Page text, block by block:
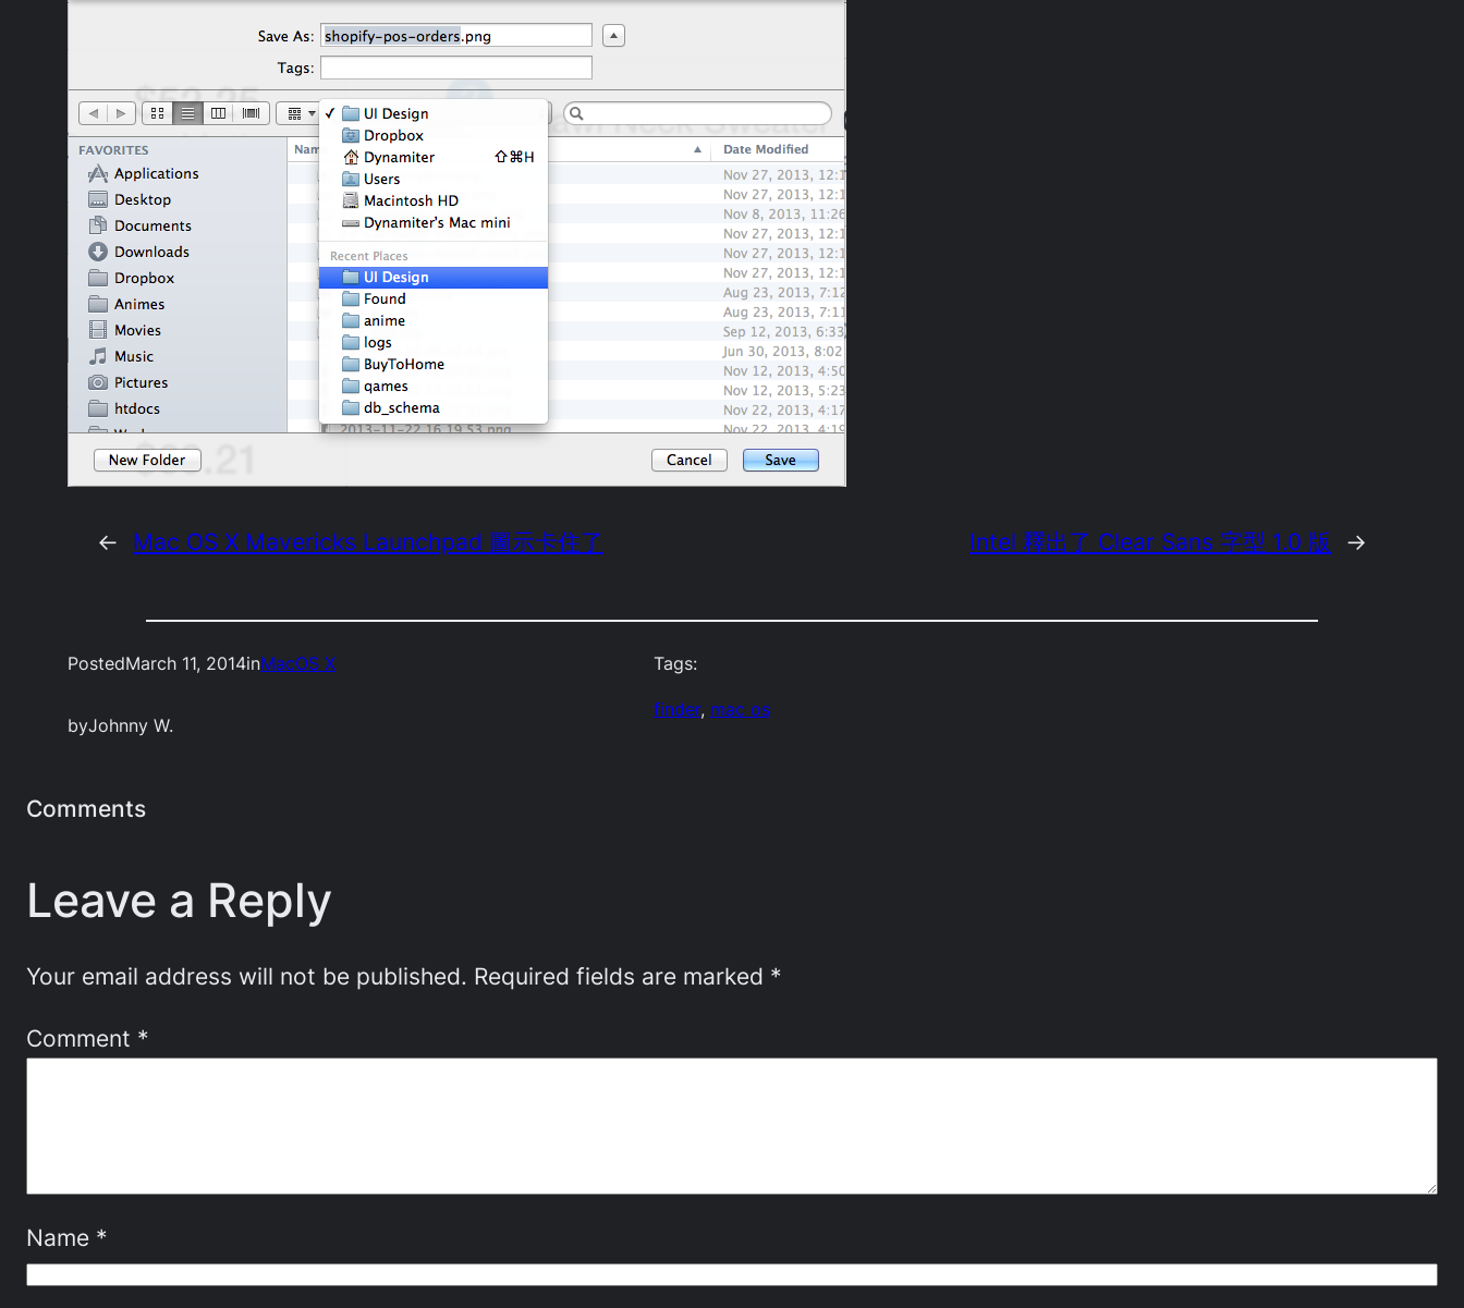
← Mac OS X Mavericks Launchpad 圖示卡住了 Intel 釋出了 Clear Sans 字型 1.0 版 →
PostedMarch 11, 2014inMacOS X
byJohnny W.
Tags:
finder, mac os
Comments
Leave a Reply
Your email address will not be published. Required fields are marked *
Comment *
Name *